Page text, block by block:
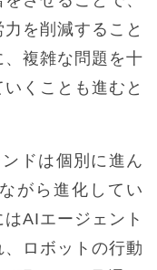
を削減すること
複雑な問題を十
くことも進むと
ドは個別に進ん
がら進化してい
AIエージェント
ロボットの行動